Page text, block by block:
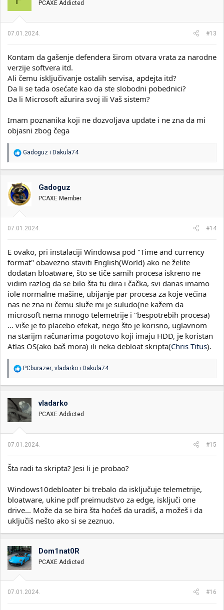
n
:
PCAXE Addicted
07.01.2024. #13
Kontam da gašenje defendera širom otvara vrata za narodne
verzije softvera itd.
Ali čemu isključivanje ostalih servisa, apdejta itd?
Da li se tada osećate kao da ste slobodni pobednici?
Da li Microsoft ažurira svoj ili Vaš sistem?
Imam poznanika koji ne dozvoljava update i ne zna da mi
objasni zbog čega
R
o
v
a
n
:
Gadoguz i Dakula74
Gadoguz
PCAXE Member
07.01.2024. #14
E ovako, pri instalaciji Windowsa pod "Time and currency
format" obavezno staviti English(World) ako ne želite
dodatan bloatware, što se tiče samih procesa iskreno ne
vidim razlog da se bilo šta tu dira i čačka, svi danas imamo
iole normalne mašine, ubijanje par procesa za koje većina
nas ne zna ni čemu služe mi je suludo(ne kažem da
microsoft nema mnogo telemetrije i "bespotrebih procesa)
... više je to placebo efekat, nego što je korisno, uglavnom
na starijm računarima pogotovo koji imaju HDD, je koristan
Atlas OS(ako baš mora) ili neka debloat skripta(Chris Titus).
R
a
o
v
a
n
:
PCburazer, vladarko i Dakula74
vladarko
PCAXE Addicted
07.01.2024. #15
Šta radi ta skripta? Jesi li je probao?
Windows10debloater bi trebalo da isključuje telemetrije,
bloatware, ukine pdf preimudstvo za edge, isključi one
drive... Može da se bira šta hoćeš da uradiš, a možeš i da
uključiš nešto ako si se zeznuo.
Dom1nat0R
PCAXE Addicted
07.01.2024. #16